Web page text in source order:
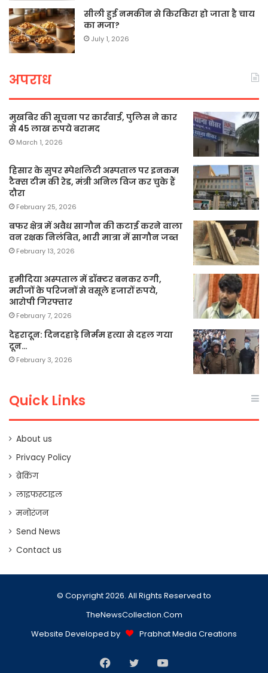
सीली हुई नमकीन से किरकिरा हो जाता है चाय
का मजा?
July 1, 2026
अपराध
मुखबिर की सूचना पर कार्रवाई, पुलिस ने कार
से 45 लाख रुपये बरामद
March 1, 2026
हिसार के सुपर स्पेशलिटी अस्पताल पर इनकम
टैक्स टीम की रेड, मंत्री अनिल विज कर चुके हैं
दौरा
February 25, 2026
बफर क्षेत्र में अवैध सागौन की कटाई करने वाला
वन रक्षक निलंबित, भारी मात्रा में सागौन जब्त
February 13, 2026
हमीदिया अस्पताल में डॉक्टर बनकर ठगी,
मरीजों के परिजनों से वसूले हजारों रुपये,
आरोपी गिरफ्तार
February 7, 2026
देहरादून: दिनदहाड़े निर्मम हत्या से दहल गया
दून…
February 3, 2026
Quick Links
About us
Privacy Policy
ब्रेकिंग
लाइफस्टाइल
मनोरंजन
Send News
Contact us
© Copyright 2026. All Rights Reserved to
TheNewsCollection.Com
Website Developed by
Prabhat Media Creations
Facebook
TwitterYouTube